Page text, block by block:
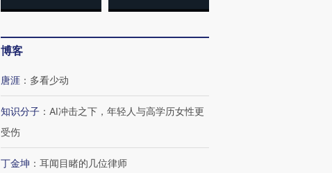
博客
唐涯 ： 多看少动
知识分子 ： AI冲击之下，年轻人与高学历女性更
受伤
丁金坤 ： 耳闻目睹的几位律师